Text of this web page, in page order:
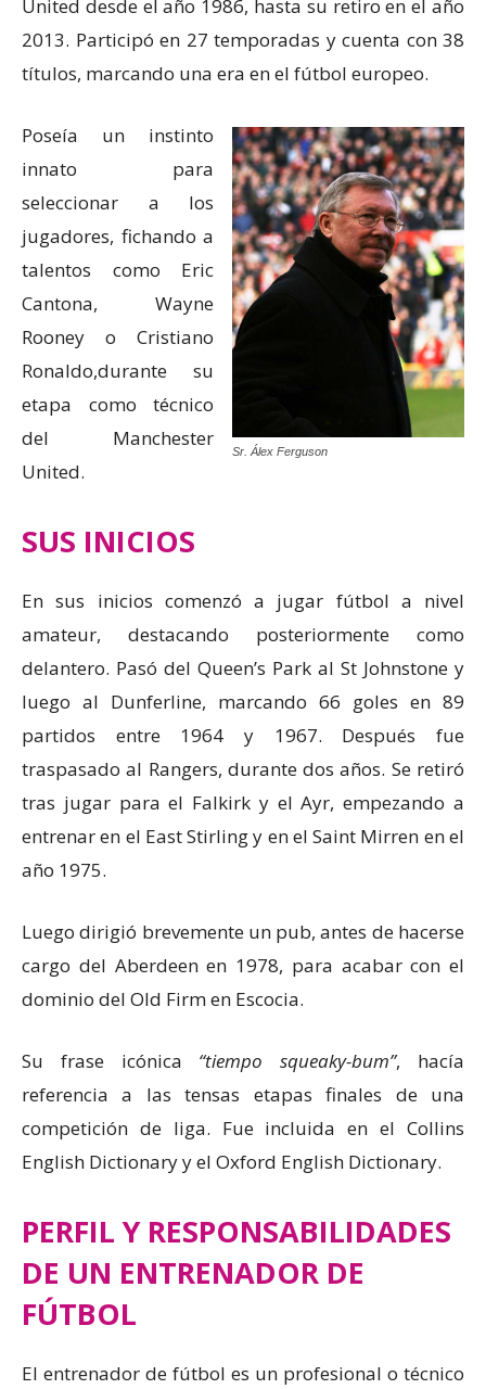
United desde el año 1986, hasta su retiro en el año
2013. Participó en 27 temporadas y cuenta con 38
títulos, marcando una era en el fútbol europeo.
Sr. Álex Ferguson
Poseía un instinto
innato para
seleccionar a los
jugadores, fichando a
talentos como Eric
Cantona, Wayne
Rooney o Cristiano
Ronaldo,durante su
etapa como técnico
del Manchester
United.
SUS INICIOS
En sus inicios comenzó a jugar fútbol a nivel
amateur, destacando posteriormente como
delantero. Pasó del Queen’s Park al St Johnstone y
luego al Dunferline, marcando 66 goles en 89
partidos entre 1964 y 1967. Después fue
traspasado al Rangers, durante dos años. Se retiró
tras jugar para el Falkirk y el Ayr, empezando a
entrenar en el East Stirling y en el Saint Mirren en el
año 1975.
Luego dirigió brevemente un pub, antes de hacerse
cargo del Aberdeen en 1978, para acabar con el
dominio del Old Firm en Escocia.
Su frase icónica “tiempo squeaky-bum”, hacía
referencia a las tensas etapas finales de una
competición de liga. Fue incluida en el Collins
English Dictionary y el Oxford English Dictionary.
PERFIL Y RESPONSABILIDADES
DE UN ENTRENADOR DE
FÚTBOL
El entrenador de fútbol es un profesional o técnico